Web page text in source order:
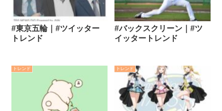
#東京五輪｜#ツイッター
トレンド
#バックスクリーン｜#ツ
イッタートレンド
トレンド トレンド